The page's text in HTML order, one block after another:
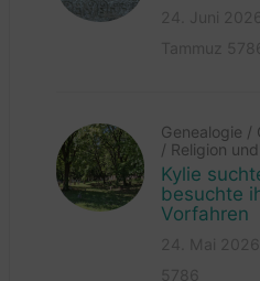
Genealogie /
/ Religion
Kylie
besuchte
Vorfahren